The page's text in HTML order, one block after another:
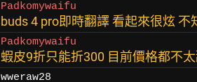
Padkomywaifu
buds 4 pro即時翻譯 看起來很炫 不
Padkomywaifu
蝦皮9折只能折300 目前價格都不
wweraw28